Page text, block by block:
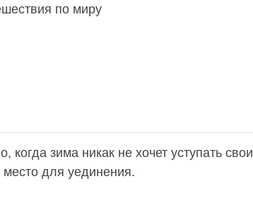
по миру
зима никак не хочет уступать свои
для уединения.